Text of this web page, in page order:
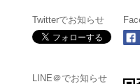
Twitterでお知らせ
LINE＠でお知らせ